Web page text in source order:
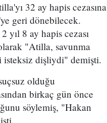
32 ay hapis cezasına
geri dönebilecek.
yıl 8 ay hapis cezası
"Atilla, savunma
isteksiz dişliydi" demişti.
olduğu
birkaç gün önce
söylemiş, "Hakan